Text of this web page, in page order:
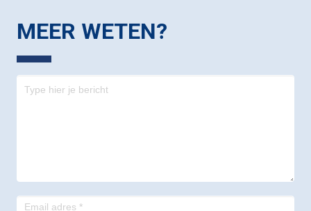
MEER WETEN?
Contact